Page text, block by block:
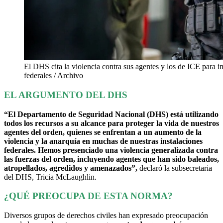
El DHS cita la violencia contra sus agentes y los de ICE para
federales / Archivo
EL ARGUMENTO DEL DHS
“El Departamento de Seguridad Nacional (DHS) está utilizando
todos los recursos a su alcance para proteger la vida de nuestros
agentes del orden, quienes se enfrentan a un aumento de la
violencia y la anarquía en muchas de nuestras instalaciones
federales. Hemos presenciado una violencia generalizada contra
las fuerzas del orden, incluyendo agentes que han sido baleados,
atropellados, agredidos y amenazados”, declaró la subsecretaria
del DHS, Tricia McLaughlin.
¿QUÉ PREOCUPA DE ESTA NORMA?
Diversos grupos de derechos civiles han expresado preocupación